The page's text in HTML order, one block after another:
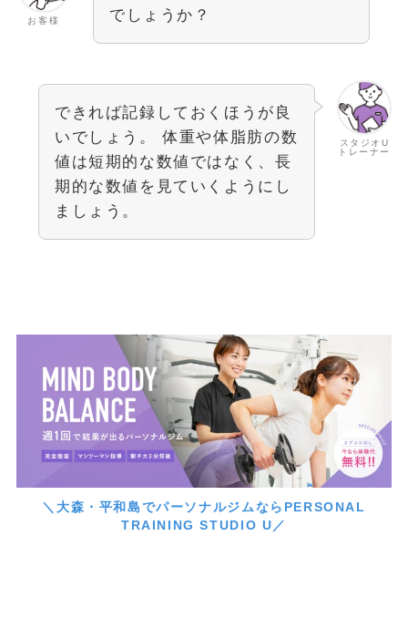
お客様
でしょうか？
スタジオU
トレーナー
できれば記録しておくほうが良
いでしょう。 体重や体脂肪の数
値は短期的な数値ではなく、長
期的な数値を見ていくようにし
ましょう。
＼大森・平和島でパーソナルジムならPERSONAL
TRAINING STUDIO U／